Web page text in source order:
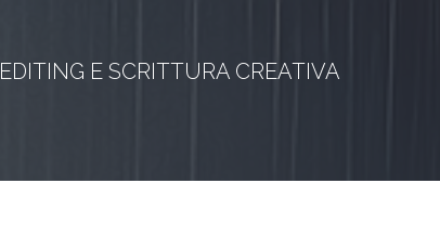
EDITING E SCRITTURA CREATIVA